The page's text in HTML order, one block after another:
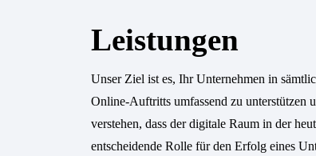
Leistungen
Unser Ziel ist es, Ihr Unternehmen in
Online-Auftritts umfassend zu unterstützen
verstehen, dass der digitale Raum in der
entscheidende Rolle für den Erfolg eines